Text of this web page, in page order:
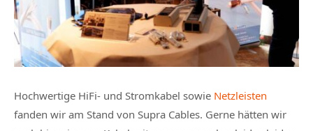
Hochwertige HiFi- und Stromkabel sowie Netzleisten
fanden wir am Stand von Supra Cables. Gerne hätten wir